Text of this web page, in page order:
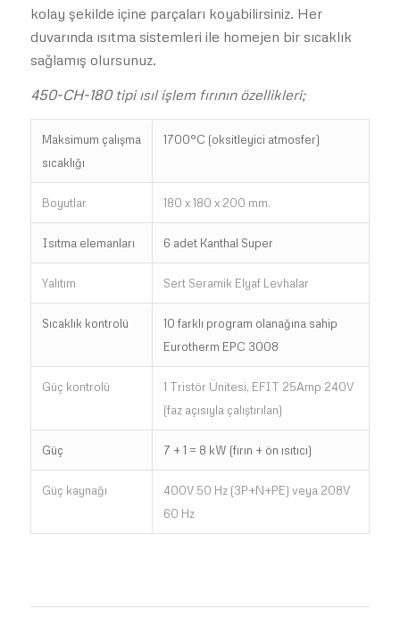
kolay şekilde içine parçaları koyabilirsiniz. Her
duvarında ısıtma sistemleri ile homejen bir sıcaklık
sağlamış olursunuz.
450-CH-180 tipi ısıl işlem fırının özellikleri;
Maksimum çalışma
sıcaklığı
1700°C (oksitleyici atmosfer)
Boyutlar 180 x 180 x 200 mm.
Isıtma elemanları 6 adet Kanthal Super
Yalıtım Sert Seramik Elyaf Levhalar
Sıcaklık kontrolü
10 farklı program olanağına sahip
Eurotherm EPC 3008
Güç kontrolü
1 Tristör Ünitesi, EFIT 25Amp 240V
(faz açısıyla çalıştırılan)
Güç 7 + 1 = 8 kW (fırın + ön ısıtıcı)
Güç kaynağı
400V 50 Hz (3P+N+PE) veya 208V
60 Hz